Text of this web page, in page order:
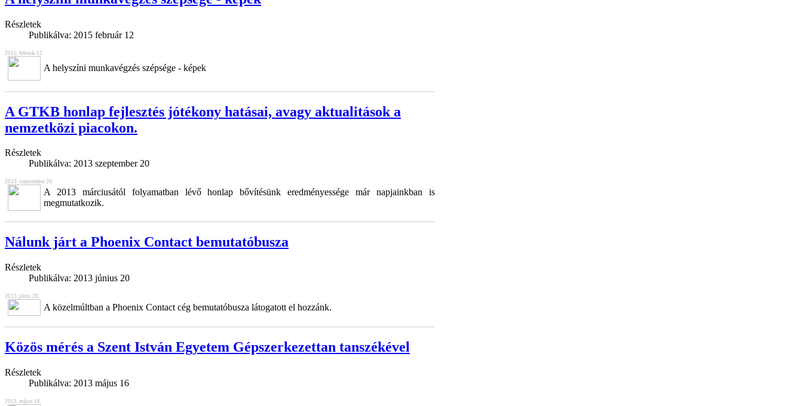
Részletek
Publikálva: 2015 február 12
2015. február 12.
A helyszíni munkavégzés szépsége - képek
A GTKB honlap fejlesztés jótékony hatásai, avagy aktualitások a
nemzetközi piacokon.
Részletek
Publikálva: 2013 szeptember 20
2013. szeptember 20.
A 2013 márciusától folyamatban lévő honlap bővítésünk eredményessége már napjainkban is
megmutatkozik.
Nálunk járt a Phoenix Contact bemutatóbusza
Részletek
Publikálva: 2013 június 20
2013. júnis 20.
A közelmúltban a Phoenix Contact cég bemutatóbusza látogatott el hozzánk.
Közös mérés a Szent István Egyetem Gépszerkezettan tanszékével
Részletek
Publikálva: 2013 május 16
2013. május 16.